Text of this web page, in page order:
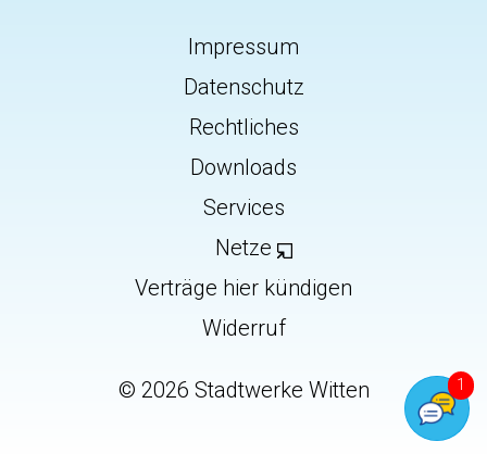
Impressum
Datenschutz
Rechtliches
Downloads
Services
Netze
Verträge hier kündigen
Widerruf
© 2026 Stadtwerke Witten